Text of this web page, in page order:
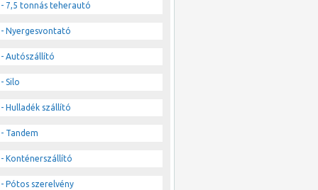
- 7,5 tonnás teherautó
- Nyergesvontató
- Autószállító
- Silo
- Hulladék szállító
- Tandem
- Konténerszállító
- Pótos szerelvény